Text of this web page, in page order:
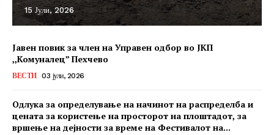
15 Јули, 2026
Јавен повик за член на Управен одбор во ЈКП
,,Комуналец” Пехчево
ВЕСТИ 03 јули, 2026
Одлука за определување на начинот на распределба и
цената за користење на просторот на плоштадот, за
вршење на дејности за време на Фестивалот на...